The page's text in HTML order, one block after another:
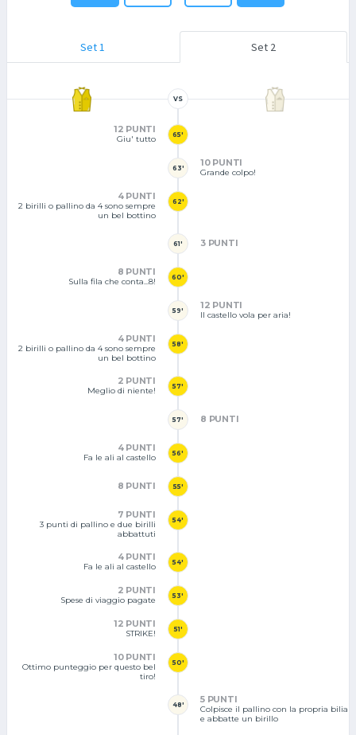
Set 1 Set 2
VS
65'
12 PUNTI
Giu' tutto
63' 10 PUNTI
Grande colpo!
62'
4 PUNTI
2 birilli o pallino da 4 sono sempre
un bel bottino
61' 3 PUNTI
60'
8 PUNTI
Sulla fila che conta...8!
59' 12 PUNTI
Il castello vola per aria!
58'
4 PUNTI
2 birilli o pallino da 4 sono sempre
un bel bottino
57'
2 PUNTI
Meglio di niente!
57' 8 PUNTI
56'
4 PUNTI
Fa le ali al castello
55'
8 PUNTI
54'
7 PUNTI
3 punti di pallino e due birilli
abbattuti
54'
4 PUNTI
Fa le ali al castello
53'
2 PUNTI
Spese di viaggio pagate
51'
12 PUNTI
STRIKE!
50'
10 PUNTI
Ottimo punteggio per questo bel
tiro!
48' 5 PUNTI
Colpisce il pallino con la propria bilia
e abbatte un birillo